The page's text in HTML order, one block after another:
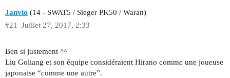
Janvio (14 - SWAT5 / Sieger PK50 / Waran)
Juillet 27, 2017, 2:33
#21
Ben si justement ^^
Liu Goliang et son équipe considéraient Hirano comme une joueuse
japonaise “comme une autre”.